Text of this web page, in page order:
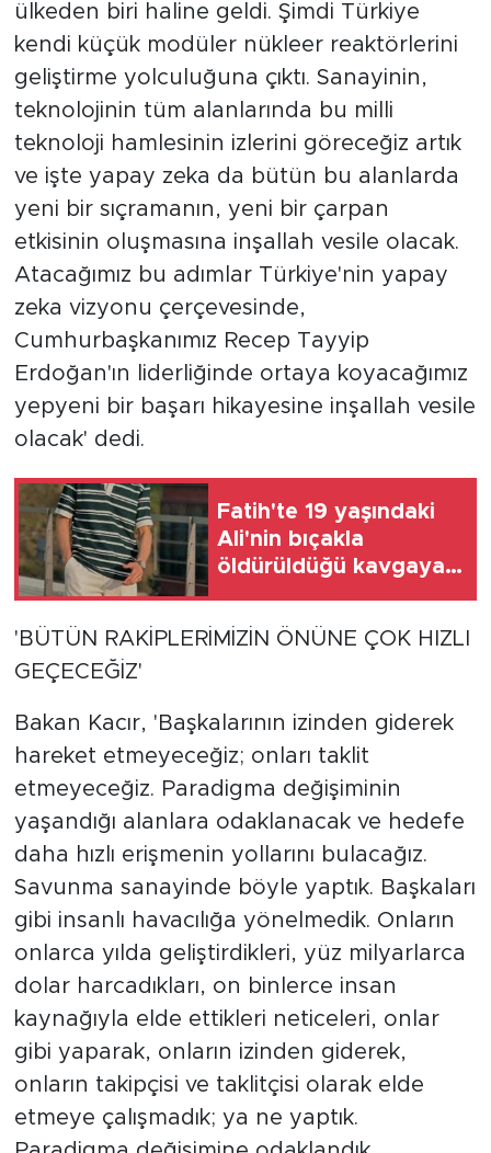
ülkeden biri haline geldi. Şimdi Türkiye
kendi küçük modüler nükleer reaktörlerini
geliştirme yolculuğuna çıktı. Sanayinin,
teknolojinin tüm alanlarında bu milli
teknoloji hamlesinin izlerini göreceğiz artık
ve işte yapay zeka da bütün bu alanlarda
yeni bir sıçramanın, yeni bir çarpan
etkisinin oluşmasına inşallah vesile olacak.
Atacağımız bu adımlar Türkiye'nin yapay
zeka vizyonu çerçevesinde,
Cumhurbaşkanımız Recep Tayyip
Erdoğan'ın liderliğinde ortaya koyacağımız
yepyeni bir başarı hikayesine inşallah vesile
olacak' dedi.
Fatih'te 19 yaşındaki
Ali'nin bıçakla
öldürüldüğü kavgaya
10'a yükseldi
'BÜTÜN RAKİPLERİMİZİN ÖNÜNE ÇOK HIZLI
GEÇECEĞİZ'
Bakan Kacır, 'Başkalarının izinden giderek
hareket etmeyeceğiz; onları taklit
etmeyeceğiz. Paradigma değişiminin
yaşandığı alanlara odaklanacak ve hedefe
daha hızlı erişmenin yollarını bulacağız.
Savunma sanayinde böyle yaptık. Başkaları
gibi insanlı havacılığa yönelmedik. Onların
onlarca yılda geliştirdikleri, yüz milyarlarca
dolar harcadıkları, on binlerce insan
kaynağıyla elde ettikleri neticeleri, onlar
gibi yaparak, onların izinden giderek,
onların takipçisi ve taklitçisi olarak elde
etmeye çalışmadık; ya ne yaptık.